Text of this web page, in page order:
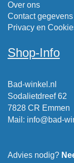
Over ons
Contact gegevens
Privacy en
Shop-Info
Bad-winkel.nl
Sodalietdreef 62
7828 CR Emmen
Mail : info@bad-
Advies nodig?